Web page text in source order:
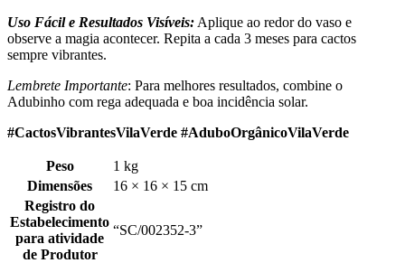
Uso Fácil e Resultados Visíveis: Aplique ao redor do vaso e
observe a magia acontecer. Repita a cada 3 meses para cactos
sempre vibrantes.
Lembrete Importante: Para melhores resultados, combine o
Adubinho com rega adequada e boa incidência solar.
#CactosVibrantesVilaVerde #AduboOrgânicoVilaVerde
Peso
1 kg
Dimensões
16 × 16 × 15 cm
Registro do
Estabelecimento
para atividade
de Produtor
“SC/002352-3”